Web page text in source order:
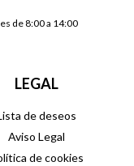
de 8:00 a 14:00
LEGAL
de deseos
Aviso Legal
de cookies